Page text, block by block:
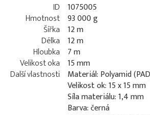
ID 1075005
Hmotnost 93 000 g
Šířka 12 m
Délka 12 m
Hloubka
7 m
Velikost oka 15 mm
Další vlastnosti
Materiál: Polyamid
Velikost ok: 15 x 15 mm
Síla materiálu: 1,4 mm
Barva: černá